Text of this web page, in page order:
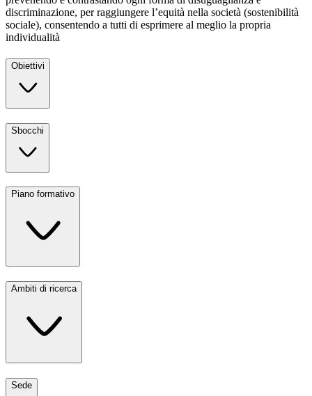
discriminazione, per raggiungere l’equità nella società (sostenibilità
sociale), consentendo a tutti di esprimere al meglio la propria
individualità
Obiettivi
Sbocchi
Piano formativo
Ambiti di ricerca
Sede